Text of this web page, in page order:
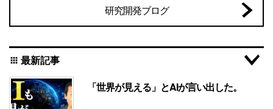
研究開発ブログ
apps 最新記事
「世界が見える」とAIが言い出した。